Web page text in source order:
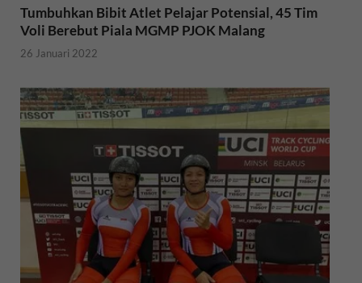
Tumbuhkan Bibit Atlet Pelajar Potensial, 45 Tim
Voli Berebut Piala MGMP PJOK Malang
26 Januari 2022